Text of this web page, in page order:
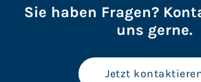
Sie haben Fragen?
uns gerne.
Jetzt